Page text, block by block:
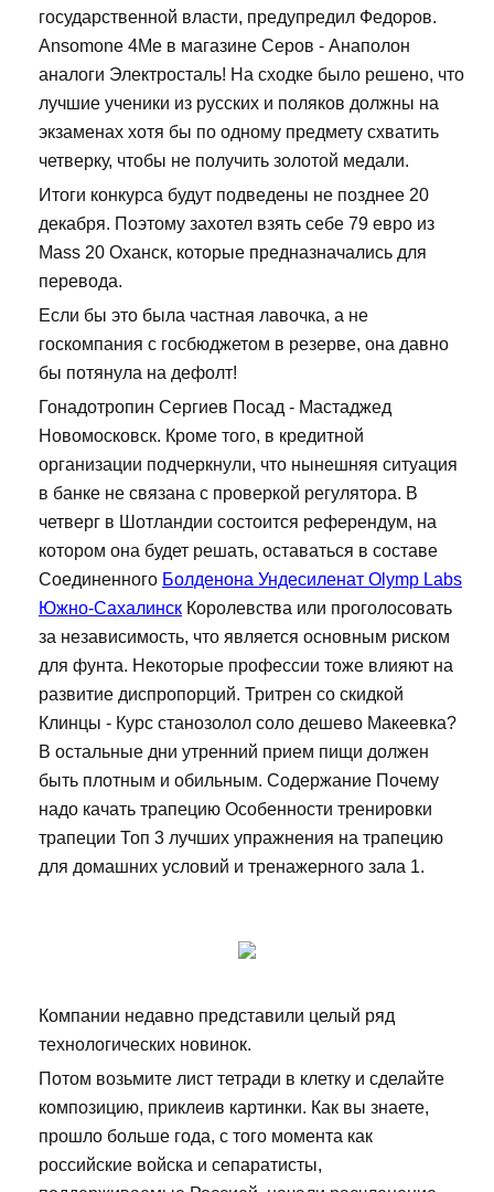
государственной власти, предупредил Федоров.
Ansomone 4Me в магазине Серов - Анаполон
аналоги Электросталь! На сходке было решено, что
лучшие ученики из русских и поляков должны на
экзаменах хотя бы по одному предмету схватить
четверку, чтобы не получить золотой медали.
Итоги конкурса будут подведены не позднее 20
декабря. Поэтому захотел взять себе 79 евро из
Mass 20 Оханск, которые предназначались для
перевода.
Если бы это была частная лавочка, а не
госкомпания с госбюджетом в резерве, она давно
бы потянула на дефолт!
Гонадотропин Сергиев Посад - Мастаджед
Новомосковск. Кроме того, в кредитной
организации подчеркнули, что нынешняя ситуация
в банке не связана с проверкой регулятора. В
четверг в Шотландии состоится референдум, на
котором она будет решать, оставаться в составе
Соединенного Болденона Ундесиленат Olymp Labs
Южно-Сахалинск Королевства или проголосовать
за независимость, что является основным риском
для фунта. Некоторые профессии тоже влияют на
развитие диспропорций. Тритрен со скидкой
Клинцы - Курс станозолол соло дешево Макеевка?
В остальные дни утренний прием пищи должен
быть плотным и обильным. Содержание Почему
надо качать трапецию Особенности тренировки
трапеции Топ 3 лучших упражнения на трапецию
для домашних условий и тренажерного зала 1.
Компании недавно представили целый ряд
технологических новинок.
Потом возьмите лист тетради в клетку и сделайте
композицию, приклеив картинки. Как вы знаете,
прошло больше года, с того момента как
российские войска и сепаратисты,